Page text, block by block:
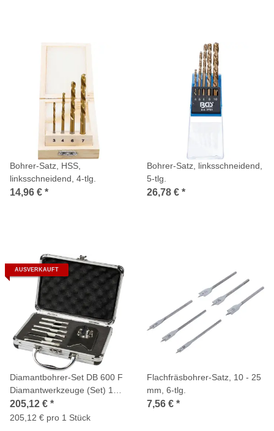
Bohrer-Satz, HSS,
linksschneidend, 4-tlg.
14,96 € *
Bohrer-Satz, linksschneidend,
5-tlg.
26,78 € *
AUSVERKAUFT
Diamantbohrer-Set DB 600 F
Diamantwerkzeuge (Set) 1
Stück
205,12 € *
205,12 € pro 1 Stück
Flachfräsbohrer-Satz, 10 - 25
mm, 6-tlg.
7,56 € *